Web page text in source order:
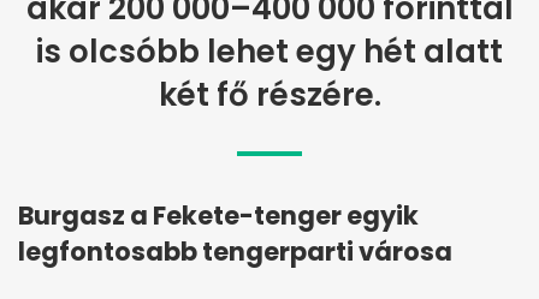
is olcsóbb lehet egy hét alatt
két fő részére.
Burgasz a Fekete-tenger egyik
legfontosabb tengerparti városa